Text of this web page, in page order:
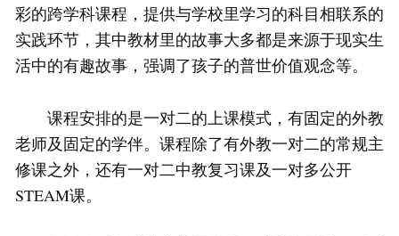
彩的跨学科课程，提供与学校里学习的科目相联系的
实践环节，其中教材里的故事大多都是来源于现实生
活中的有趣故事，强调了孩子的普世价值观念等。
课程安排的是一对二的上课模式，有固定的外教
老师及固定的学伴。课程除了有外教一对二的常规主
修课之外，还有一对二中教复习课及一对多公开
STEAM课。